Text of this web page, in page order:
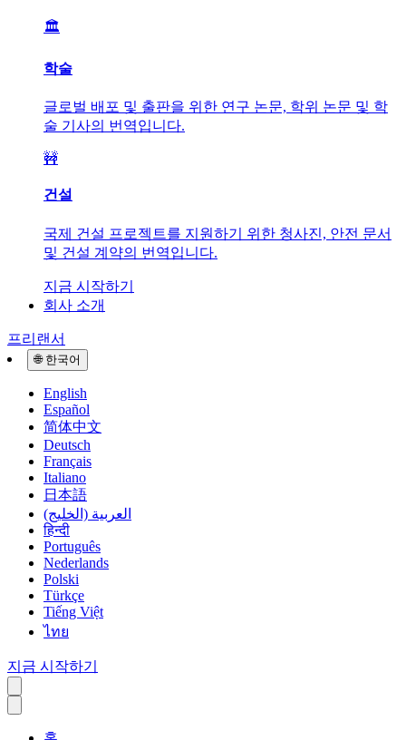
🏛️
학술
글로벌 배포 및 출판을 위한 연구 논문, 학위 논문 및 학
술 기사의 번역입니다.
🚧
건설
국제 건설 프로젝트를 지원하기 위한 청사진, 안전 문서
및 건설 계약의 번역입니다.
지금 시작하기
회사 소개
프리랜서
🌐 한국어
English
Español
简体中文
Deutsch
Français
Italiano
日本語
العربية (الخليج)
हिन्दी
Português
Nederlands
Polski
Türkçe
Tiếng Việt
ไทย
지금 시작하기